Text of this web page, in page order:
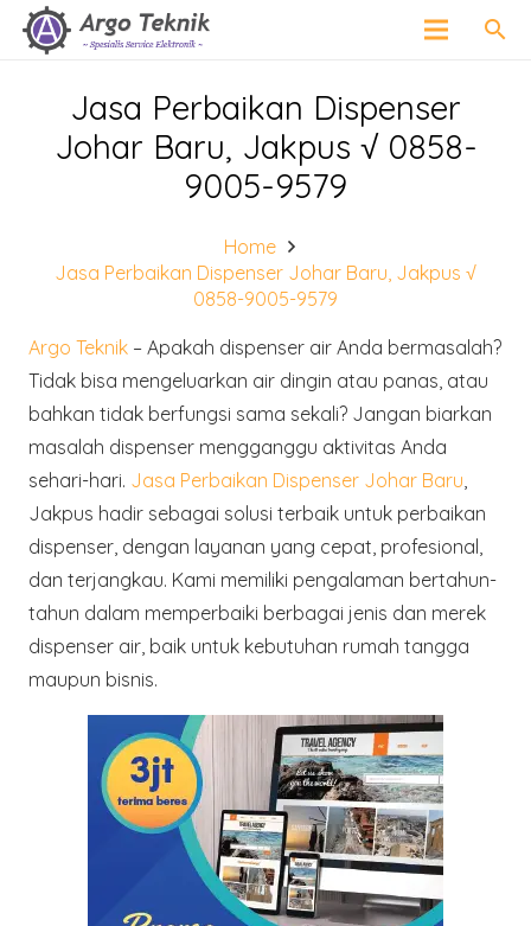
search
Jasa Perbaikan Dispenser
Johar Baru, Jakpus √ 0858-
9005-9579
Home
Jasa Perbaikan Dispenser Johar Baru, Jakpus √
0858-9005-9579
Argo Teknik – Apakah dispenser air Anda bermasalah?
Tidak bisa mengeluarkan air dingin atau panas, atau
bahkan tidak berfungsi sama sekali? Jangan biarkan
masalah dispenser mengganggu aktivitas Anda
sehari-hari. Jasa Perbaikan Dispenser Johar Baru,
Jakpus hadir sebagai solusi terbaik untuk perbaikan
dispenser, dengan layanan yang cepat, profesional,
dan terjangkau. Kami memiliki pengalaman bertahun-
tahun dalam memperbaiki berbagai jenis dan merek
dispenser air, baik untuk kebutuhan rumah tangga
maupun bisnis.